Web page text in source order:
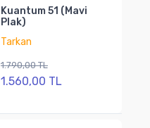
Kuantum 51 (Mavi
Plak)
Tarkan
1.790,00 TL
1.560,00 TL